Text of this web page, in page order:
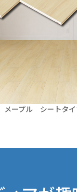
メープル シートタ